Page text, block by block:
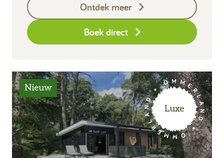
Eindschoonmaak
Ontdek meer
Boek direct
Luxe
Nieuw